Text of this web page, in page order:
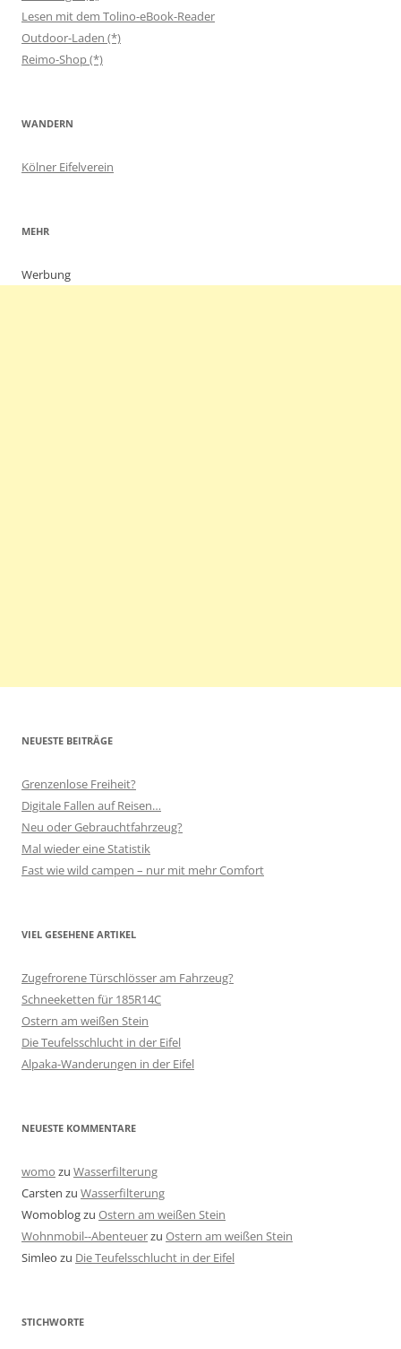
Lesen mit dem Tolino-eBook-Reader
Outdoor-Laden (*)
Reimo-Shop (*)
WANDERN
Kölner Eifelverein
MEHR
Werbung
NEUESTE BEITRÄGE
Grenzenlose Freiheit?
Digitale Fallen auf Reisen…
Neu oder Gebrauchtfahrzeug?
Mal wieder eine Statistik
Fast wie wild campen – nur mit mehr Comfort
VIEL GESEHENE ARTIKEL
Zugefrorene Türschlösser am Fahrzeug?
Schneeketten für 185R14C
Ostern am weißen Stein
Die Teufelsschlucht in der Eifel
Alpaka-Wanderungen in der Eifel
NEUESTE KOMMENTARE
womo zu Wasserfilterung
Carsten zu Wasserfilterung
Womoblogzu Ostern am weißen Stein
Wohnmobil--Abenteuerzu Ostern am weißen Stein
Simleo zu Die Teufelsschlucht in der Eifel
STICHWORTE